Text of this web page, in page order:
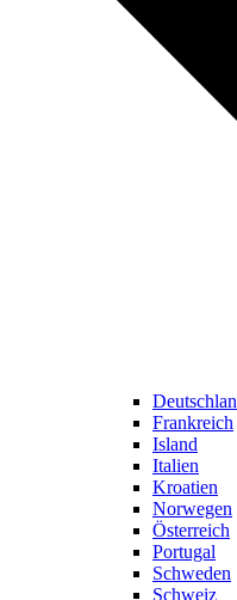
Frankreich
Island
Italien
Kroatien
Norwegen
Österreich
Portugal
Schweden
Schweiz